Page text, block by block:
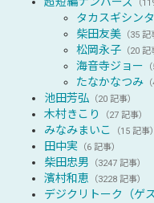
（
タカスギシン
柴田友美 （35 記
松岡永子 （20 記
海音寺ジョー
たなかなつみ
池田芳弘 （20 記事）
木村きこり （27 記事）
みなみまいこ （15 記事）
田中実 （6 記事）
柴田忠男 （3247 記事）
濱村和恵 （3228 記事）
デジクリトーク（ゲス